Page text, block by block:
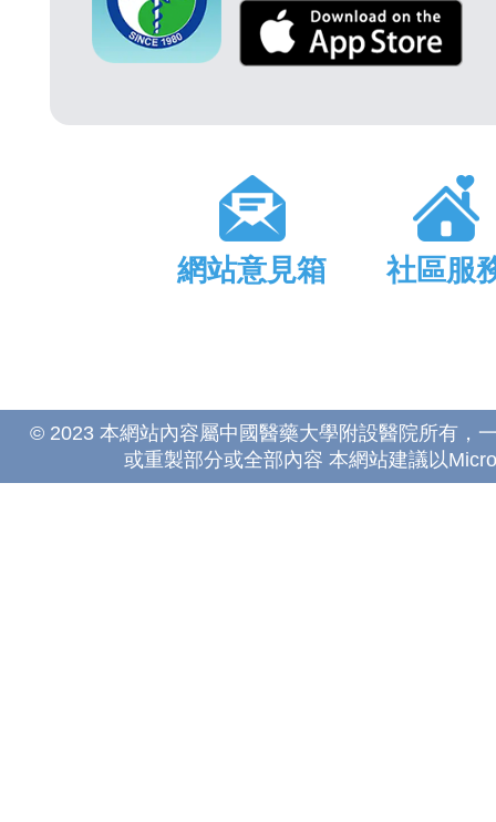
網站意見箱 社區服
© 2023 本網站內容屬中國醫藥大學附設醫院所有，
或重製部分或全部內容 本網站建議以